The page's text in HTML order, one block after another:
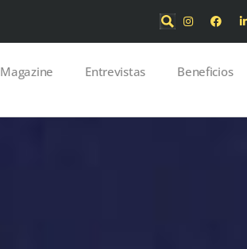
Magazine Entrevistas Beneficios